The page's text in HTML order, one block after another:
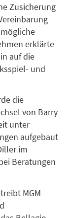
Zusicherung
erklärte
auf die
und
die
von Barry
unter
aufgebaut
im
Beratungen
MGM